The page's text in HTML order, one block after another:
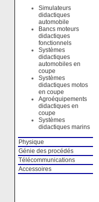
Simulateurs
didactiques
automobile
Bancs moteurs
didactiques
fonctionnels
Systèmes
didactiques
automobiles en
coupe
Systèmes
didactiques motos
en coupe
Agroéquipements
didactiques en
coupe
Systèmes
didactiques marins
Physique
Génie des procédés
Télécommunications
Accessoires